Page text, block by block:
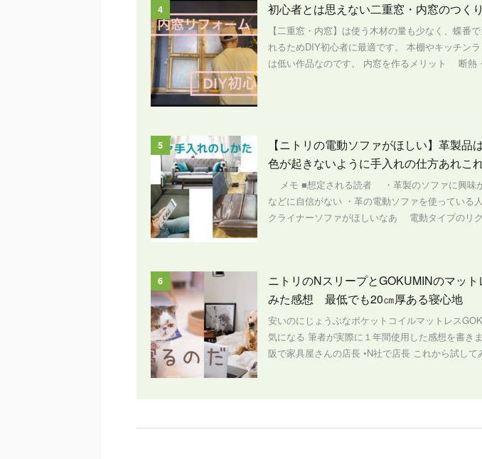
4 初心者とは思えない二重窓・内窓のつく
【二重窓・内窓】は使う木材の量も少なく、蝶番
れるためDIY初心者に最適です。 本棚やキッチン
は低い作品なのです。 内窓を作るメリット 断熱
5
【ニトリの電動ソファがほしい】革製品
色が起きないように手入れの仕方あれこ
メモ ■想定される読者 ・革製のソファに興味
などに自信がない ・革の電動ソファを使っている
クライナーソファがほしいなあ 電動タイプのリ
6
ニトリのNスリープとGOKUMINのマッ
みた感想 最低でも20㎝厚ある寝心地
安いのにじょうぶなポケットコイルマットレス
気になる 筆者が実際に１年間使用した感想を書き
阪で家具屋さんの店長 •N社で店長 これから試して